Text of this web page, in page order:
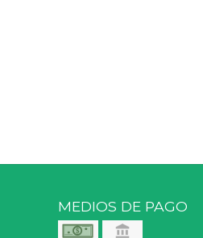
MEDIOS DE PAGO